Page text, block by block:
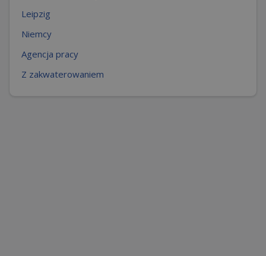
Leipzig
Niemcy
Agencja pracy
Z zakwaterowaniem